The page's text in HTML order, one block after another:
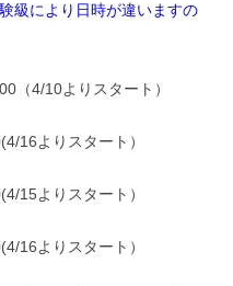
級により日時が違いますの
（4/10よりスタート）
16よりスタート）
15よりスタート）
16よりスタート）